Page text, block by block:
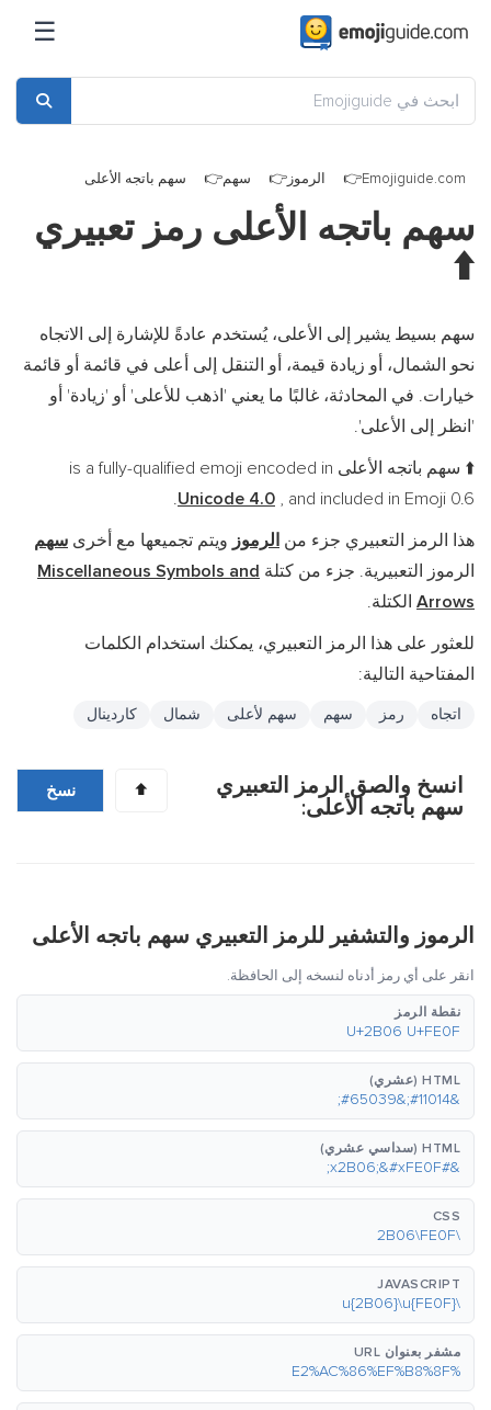
☰
Emojiguide.com الرموز سهم سهم باتجه الأعلى
سهم باتجه الأعلى رمز تعبيري
⬆️
سهم بسيط يشير إلى الأعلى، يُستخدم عادةً للإشارة إلى الاتجاه
نحو الشمال، أو زيادة قيمة، أو التنقل إلى أعلى في قائمة أو قائمة
خيارات. في المحادثة، غالبًا ما يعني 'اذهب للأعلى' أو 'زيادة' أو
'انظر إلى الأعلى'.
⬆️ سهم باتجه الأعلى is a fully-qualified emoji encoded in
Unicode 4.0 , and included in Emoji 0.6.
هذا الرمز التعبيري جزء من الرموز ويتم تجميعها مع أخرى سهم
الرموز التعبيرية. جزء من كتلة Miscellaneous Symbols and
Arrows الكتلة.
للعثور على هذا الرمز التعبيري، يمكنك استخدام الكلمات
المفتاحية التالية:
اتجاه رمز سهم سهم لأعلى شمال كاردينال
انسخ والصق الرمز التعبيري
سهم باتجه الأعلى:
⬆️ نسخ
الرموز والتشفير للرمز التعبيري سهم باتجه الأعلى
انقر على أي رمز أدناه لنسخه إلى الحافظة.
نقطة الرمز
U+2B06 U+FE0F
HTML (عشري)
&#11014;&#65039;
HTML (سداسي عشري)
&#x2B06;&#xFE0F;
CSS
\2B06\FE0F
JAVASCRIPT
\u{2B06}\u{FE0F}
مشفر بعنوان URL
%E2%AC%86%EF%B8%8F